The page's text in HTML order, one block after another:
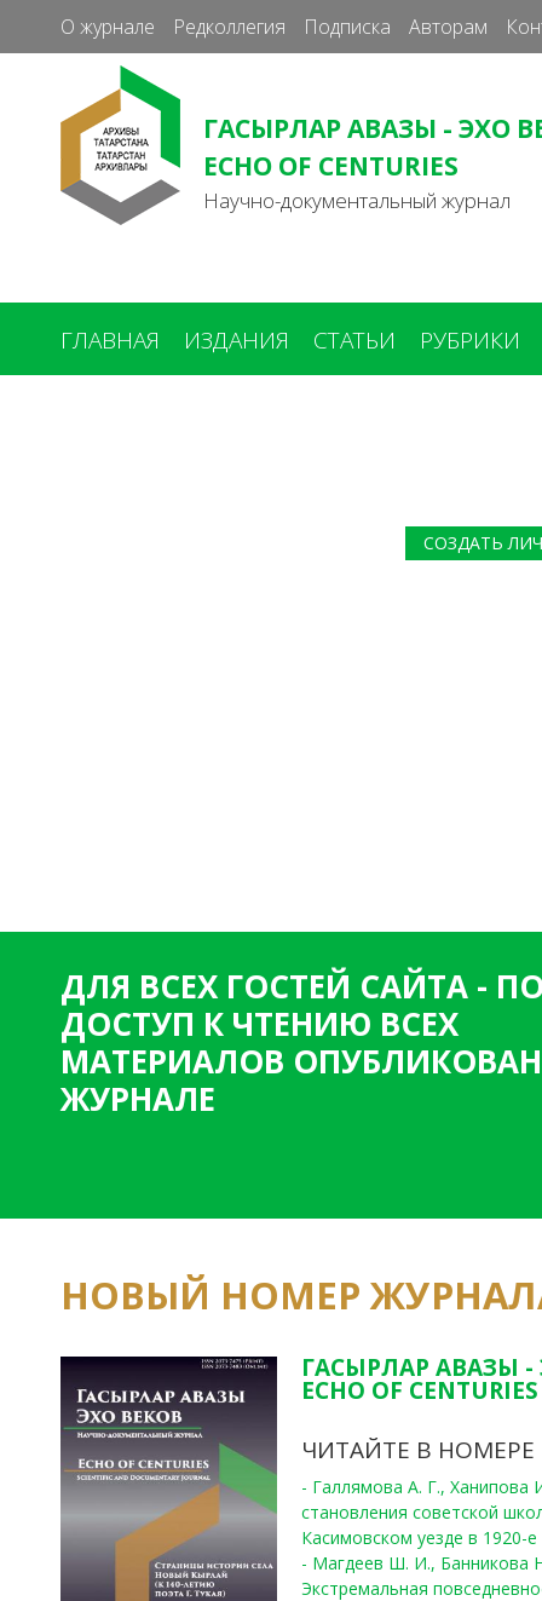
О журнале Редколлегия Подписка Авторам
ГАСЫРЛАР АВАЗЫ - ЭХО
ECHO OF CENTURIES
Научно-документальный журнал
ГЛАВНАЯ ИЗДАНИЯ СТАТЬИ РУБРИКИ
СОЗДАТЬ
ДЛЯ ВСЕХ ГОСТЕЙ САЙТА -
ДОСТУП К ЧТЕНИЮ ВСЕХ
МАТЕРИАЛОВ
ЖУРНАЛЕ
НОВЫЙ НОМЕР
ГАСЫРЛАР АВАЗЫ -
ECHO OF
ЧИТАЙТЕ В НОМЕРЕ
- Галлямова А. Г.,
становления советской
Касимовском уезде в 1920-е
- Магдеев Ш. И., Банникова
Экстремальная